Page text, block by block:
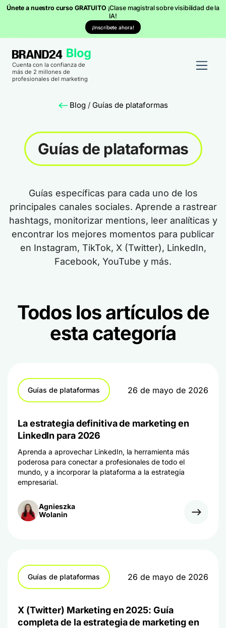
Únete a nuestro curso GRATUITO ¡Clase magistral sobre visibilidad de la
IA!
¡Inscríbete ahora!
Cuenta con la confianza de
más de 2 millones de
profesionales del marketing
Blog / Guías de plataformas
Guías de plataformas
Guías específicas para cada uno de los
principales canales sociales. Aprende a rastrear
hashtags, monitorizar mentions, leer analíticas y
encontrar los mejores momentos para publicar
en Instagram, TikTok, X (Twitter), LinkedIn,
Facebook, YouTube y más.
Todos los artículos de
esta categoría
Guías de plataformas 26 de mayo de 2026
La estrategia definitiva de marketing en
LinkedIn para 2026
Aprenda a aprovechar LinkedIn, la herramienta más
poderosa para conectar a profesionales de todo el
mundo, y a incorporar la plataforma a la estrategia
empresarial.
Agnieszka
Wolanin
Guías de plataformas 26 de mayo de 2026
X (Twitter) Marketing en 2025: Guía
completa de la estrategia de marketing en